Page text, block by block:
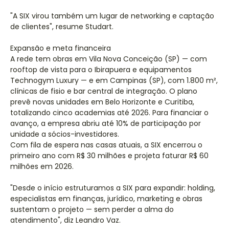
"A SIX virou também um lugar de networking e captação
de clientes", resume Studart.
Expansão e meta financeira
A rede tem obras em Vila Nova Conceição (SP) — com
rooftop de vista para o Ibirapuera e equipamentos
Technogym Luxury — e em Campinas (SP), com 1.800 m²,
clínicas de fisio e bar central de integração. O plano
prevê novas unidades em Belo Horizonte e Curitiba,
totalizando cinco academias até 2026. Para financiar o
avanço, a empresa abriu até 10% de participação por
unidade a sócios-investidores.
Com fila de espera nas casas atuais, a SIX encerrou o
primeiro ano com R$ 30 milhões e projeta faturar R$ 60
milhões em 2026.
"Desde o início estruturamos a SIX para expandir: holding,
especialistas em finanças, jurídico, marketing e obras
sustentam o projeto — sem perder a alma do
atendimento", diz Leandro Vaz.